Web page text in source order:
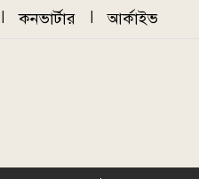
কনভার্টার আর্কাইভ